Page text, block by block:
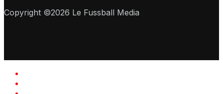
Copyright ©2026 Le Fussball Media